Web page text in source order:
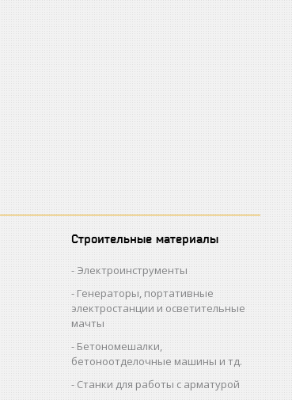
Строительные материалы
Электроинструменты
Генераторы, портативные
электростанции и осветительные
мачты
Бетономешалки,
бетоноотделочные машины и тд.
Станки для работы с арматурой